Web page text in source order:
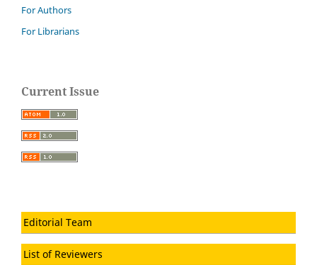
For Authors
For Librarians
Current Issue
Editorial Team
List of Reviewers